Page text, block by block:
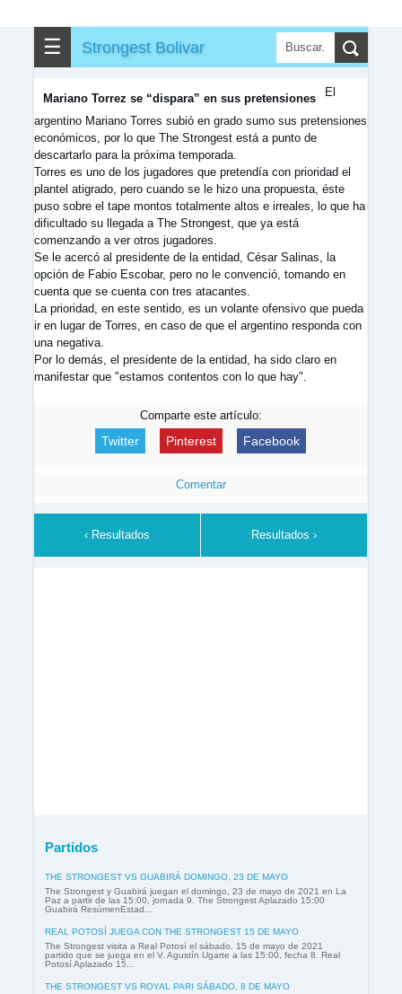
☰ Strongest Bolivar
Mariano Torrez se “dispara” en sus pretensiones El
argentino Mariano Torres subió en grado sumo sus pretensiones
económicos, por lo que The Strongest está a punto de
descartarlo para la próxima temporada.
Torres es uno de los jugadores que pretendía con prioridad el
plantel atigrado, pero cuando se le hizo una propuesta, éste
puso sobre el tape montos totalmente altos e irreales, lo que ha
dificultado su llegada a The Strongest, que ya está
comenzando a ver otros jugadores.
Se le acercó al presidente de la entidad, César Salinas, la
opción de Fabio Escobar, pero no le convenció, tomando en
cuenta que se cuenta con tres atacantes.
La prioridad, en este sentido, es un volante ofensivo que pueda
ir en lugar de Torres, en caso de que el argentino responda con
una negativa.
Por lo demás, el presidente de la entidad, ha sido claro en
manifestar que "estamos contentos con lo que hay".
Comparte este artículo:
Twitter Pinterest Facebook
Comentar
‹ Resultados Resultados ›
Partidos
THE STRONGEST VS GUABIRÁ DOMINGO, 23 DE MAYO
The Strongest y Guabirá juegan el domingo, 23 de mayo de 2021 en La
Paz a partir de las 15:00, jornada 9. The Strongest Aplazado 15:00
Guabirá ResúmenEstad...
REAL POTOSÍ JUEGA CON THE STRONGEST 15 DE MAYO
The Strongest visita a Real Potosí el sábado, 15 de mayo de 2021
partido que se juega en el V. Agustín Ugarte a las 15:00, fecha 8. Real
Potosí Aplazado 15...
THE STRONGEST VS ROYAL PARI SÁBADO, 8 DE MAYO
▶ Partidos ▼